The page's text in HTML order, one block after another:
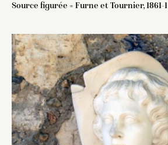
Source figurée = Furne et Tournier, 1861-1